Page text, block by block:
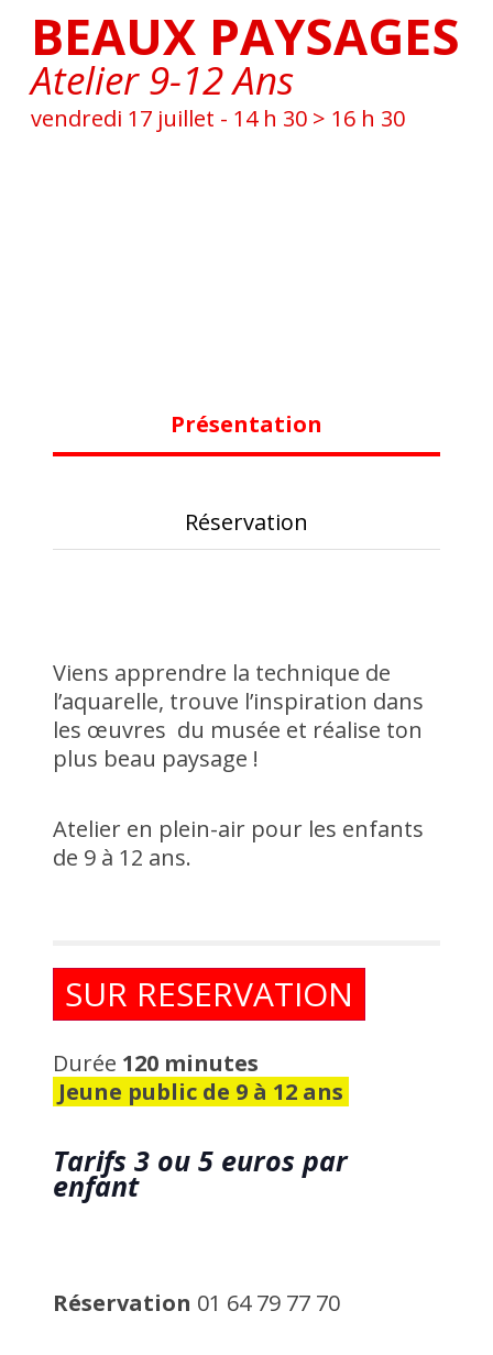
BEAUX PAYSAGES
Atelier 9-12 Ans
vendredi 17 juillet - 14 h 30 > 16 h 30
Présentation
Réservation
Viens apprendre la technique de
l’aquarelle, trouve l’inspiration dans
les œuvres du musée et réalise ton
plus beau paysage !
Atelier en plein-air pour les enfants
de 9 à 12 ans.
SUR RESERVATION
Durée 120 minutes
Jeune public de 9 à 12 ans
Tarifs3 ou 5 euros par
enfant
Réservation 01 64 79 77 70